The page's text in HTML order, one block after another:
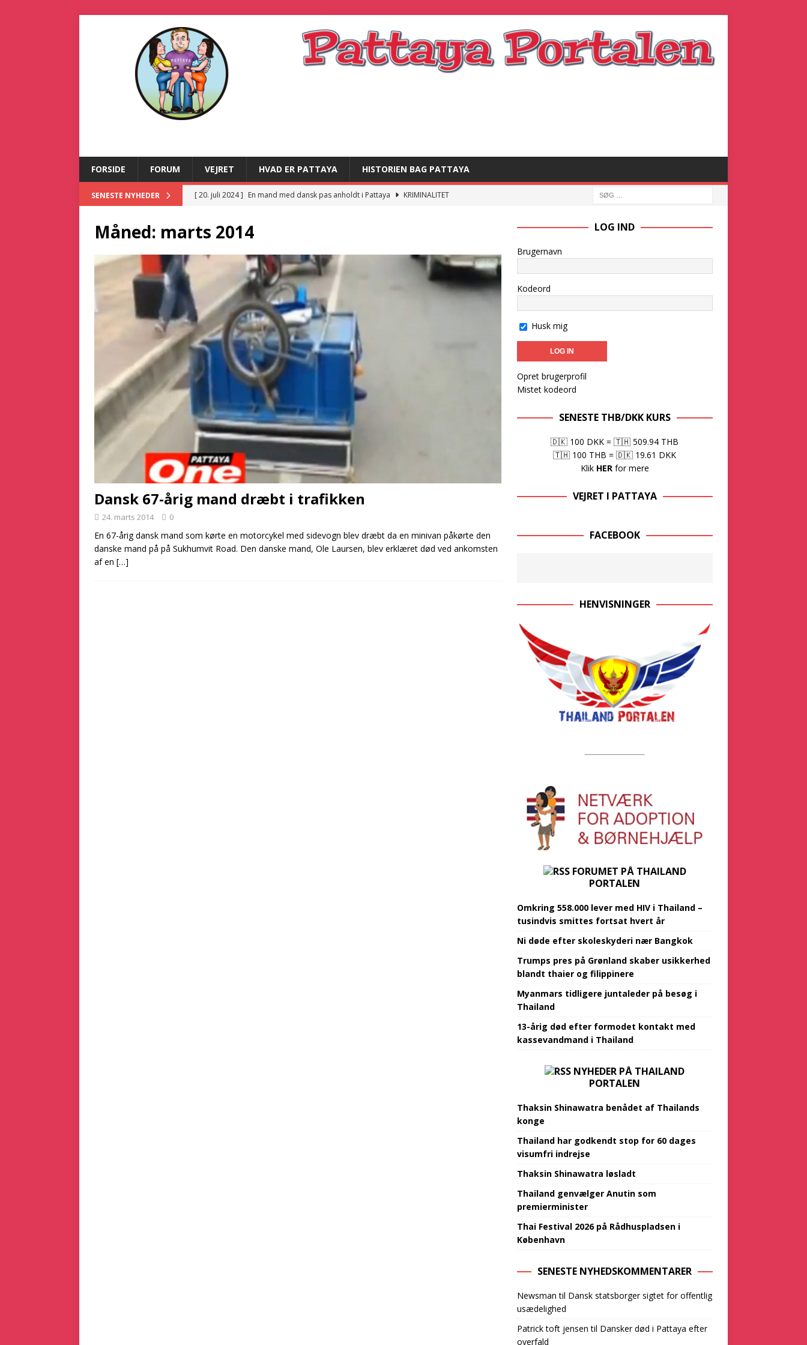
FORSIDE FORUM VEJRET HVAD ER PATTAYA HISTORIEN BAG PATTAYA
SENESTE NYHEDER [ 20. juli 2024 ] En mand med dansk pas anholdt i Pattaya
KRIMINALITET
[ 21. december 2025 ]
KRIMINALITET
[ 2. marts 2025 ] Dansk mand kommet til skade
NYT OM PERSONER
[ 5. december 2024 ]
John afsoner en fængselsstraf for narko i Thailand
KRIMINALITET
Måned: marts 2014
Dansk 67-årig mand dræbt i trafikken
24. marts 2014 0
En 67-årig dansk mand som kørte en motorcykel med sidevogn blev dræbt da en minivan påkørte den
danske mand på på Sukhumvit Road. Den danske mand, Ole Laursen, blev erklæret død ved ankomsten
af en […]
LOG IND
Brugernavn
Kodeord
Husk mig
Opret brugerprofil
Mistet kodeord
SENESTE THB/DKK KURS
🇩🇰 100 DKK =🇹🇭 509.94 THB
🇹🇭 100 THB =🇩🇰 19.61 DKK
Klik HERfor mere
VEJRET I PATTAYA
FACEBOOK
HENVISNINGER
FORUMET PÅ THAILAND
PORTALEN
Omkring 558.000 lever med HIV i Thailand –
tusindvis smittes fortsat hvert år
Ni døde efter skoleskyderi nær Bangkok
Trumps pres på Grønland skaber usikkerhed
blandt thaier og filippinere
Myanmars tidligere juntaleder på besøg i
Thailand
13-årig død efter formodet kontakt med
kassevandmand i Thailand
NYHEDER PÅ THAILAND
PORTALEN
Thaksin Shinawatra benådet af Thailands
konge
Thailand har godkendt stop for 60 dages
visumfri indrejse
Thaksin Shinawatra løsladt
Thailand genvælger Anutin som
premierminister
Thai Festival 2026 på Rådhuspladsen i
København‍​‌‌​‌‌‌​‌​‌‌‌​​‌‌​​‌‌‌‌‌‌​​‌​​‌‌‌​‌​​​​‌‌​​‌​​​‌‌​‌‌‌‌​‌‌‌‌‌​‌​‌‍
SENESTE NYHEDSKOMMENTARER
Newsman til Dansk statsborger sigtet for offentlig
usædelighed
Patrick toft jensen til Dansker død i Pattaya efter
overfald